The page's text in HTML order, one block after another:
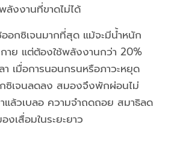
งงานที่ขาดไม่ได้
อกซิเจนมากที่สุด แม้จะมีน้ำหนัก
าย แต่ต้องใช้พลังงานกว่า 20%
า เมื่อการนอนกรนหรือภาวะหยุด
กซิเจนลดลง สมองจึงพักผ่อนไม่
แล้วเบลอ ความจำถดถอย สมาธิลด
งเสื่อมในระยะยาว